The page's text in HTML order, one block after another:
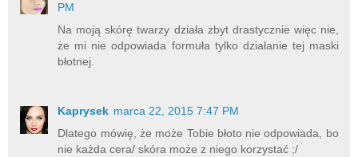
PM
Na moją skórę twarzy działa zbyt drastycznie więc nie,
że mi nie odpowiada formuła tylko działanie tej maski
błotnej.
Kaprysek marca 22, 2015 7:47 PM
Dlatego mówię, że może Tobie błoto nie odpowiada, bo
nie każda cera/ skóra może z niego korzystać ;/